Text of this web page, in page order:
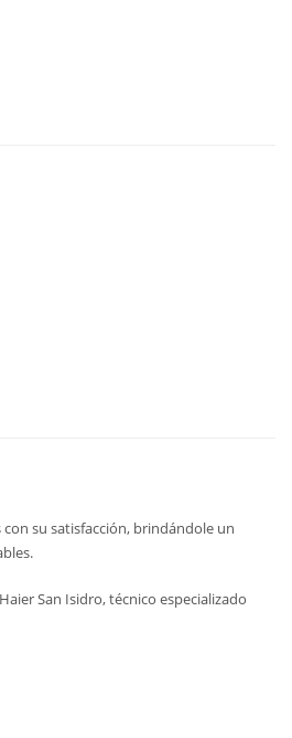
su satisfacción, brindándole un
San Isidro, técnico especializado